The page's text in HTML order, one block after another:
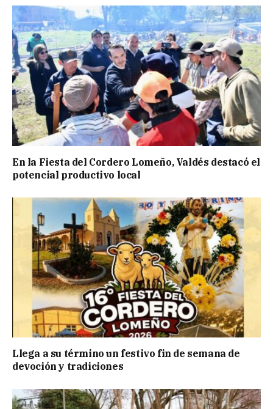
En la Fiesta del Cordero Lomeño, Valdés destacó el
potencial productivo local
Llega a su término un festivo fin de semana de
devoción y tradiciones